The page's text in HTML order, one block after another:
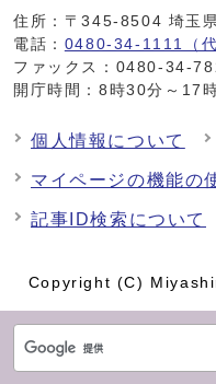
住所：〒345-8504 埼玉
電話： 0480-34-1111（代
ファックス：0480-34-
開庁時間：8時30分～17
個人情報について
マイページの機能の
記事ID検索について
Copyright (C)